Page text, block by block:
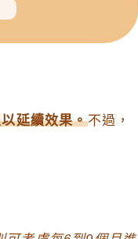
延續效果。不過，